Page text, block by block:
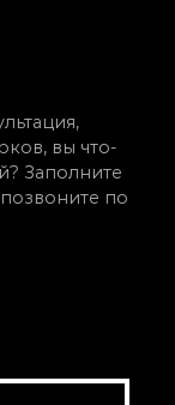
вы что-
Заполните
по